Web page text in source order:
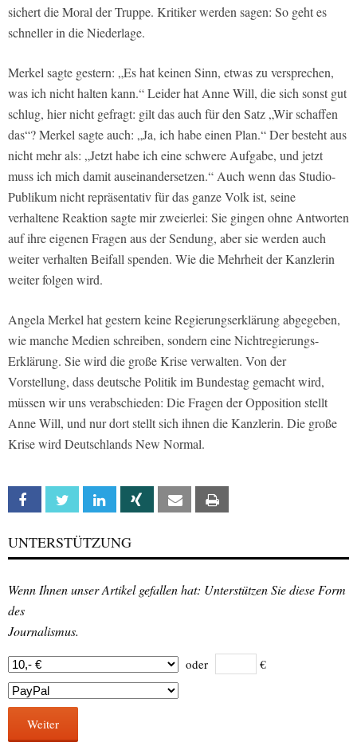
sichert die Moral der Truppe. Kritiker werden sagen: So geht es
schneller in die Niederlage.
Merkel sagte gestern: „Es hat keinen Sinn, etwas zu versprechen,
was ich nicht halten kann.“ Leider hat Anne Will, die sich sonst gut
schlug, hier nicht gefragt: gilt das auch für den Satz „Wir schaffen
das“? Merkel sagte auch: „Ja, ich habe einen Plan.“ Der besteht aus
nicht mehr als: „Jetzt habe ich eine schwere Aufgabe, und jetzt
muss ich mich damit auseinandersetzen.“ Auch wenn das Studio-
Publikum nicht repräsentativ für das ganze Volk ist, seine
verhaltene Reaktion sagte mir zweierlei: Sie gingen ohne Antworten
auf ihre eigenen Fragen aus der Sendung, aber sie werden auch
weiter verhalten Beifall spenden. Wie die Mehrheit der Kanzlerin
weiter folgen wird.
Angela Merkel hat gestern keine Regierungserklärung abgegeben,
wie manche Medien schreiben, sondern eine Nichtregierungs-
Erklärung. Sie wird die große Krise verwalten. Von der
Vorstellung, dass deutsche Politik im Bundestag gemacht wird,
müssen wir uns verabschieden: Die Fragen der Opposition stellt
Anne Will, und nur dort stellt sich ihnen die Kanzlerin. Die große
Krise wird Deutschlands New Normal.
Facebook Twitter Linkedin Xing Email
UNTERSTÜTZUNG
Wenn Ihnen unser Artikel gefallen hat: Unterstützen Sie diese Form
des
Journalismus.
oder €
Weiter